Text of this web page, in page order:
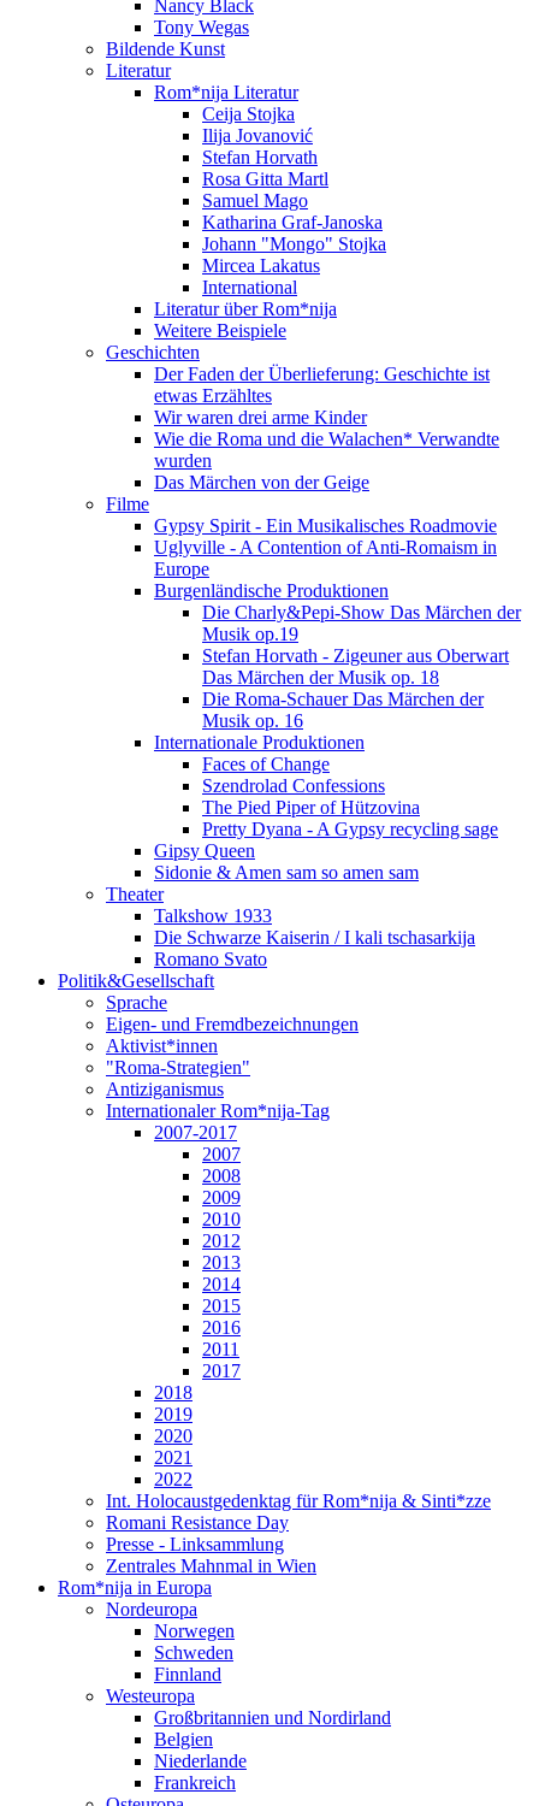
Nancy Black
Tony Wegas
Bildende Kunst
Literatur
Rom*nija Literatur
Ceija Stojka
Ilija Jovanović
Stefan Horvath
Rosa Gitta Martl
Samuel Mago
Katharina Graf-Janoska
Johann "Mongo" Stojka
Mircea Lakatus
International
Literatur über Rom*nija
Weitere Beispiele
Geschichten
Der Faden der Überlieferung: Geschichte ist
etwas Erzähltes
Wir waren drei arme Kinder
Wie die Roma und die Walachen* Verwandte
wurden
Das Märchen von der Geige
Filme
Gypsy Spirit - Ein Musikalisches Roadmovie
Uglyville - A Contention of Anti-Romaism in
Europe
Burgenländische Produktionen
Die Charly&Pepi-Show Das Märchen der
Musik op.19
Stefan Horvath - Zigeuner aus Oberwart
Das Märchen der Musik op. 18
Die Roma-Schauer Das Märchen der
Musik op. 16
Internationale Produktionen
Faces of Change
Szendrolad Confessions
The Pied Piper of Hützovina
Pretty Dyana - A Gypsy recycling sage
Gipsy Queen
Sidonie & Amen sam so amen sam
Theater
Talkshow 1933
Die Schwarze Kaiserin / I kali tschasarkija
Romano Svato
Politik&Gesellschaft
Sprache
Eigen- und Fremdbezeichnungen
Aktivist*innen
"Roma-Strategien"
Antiziganismus
Internationaler Rom*nija-Tag
2007-2017
2007
2008
2009
2010
2012
2013
2014
2015
2016
2011
2017
2018
2019
2020
2021
2022
Int. Holocaustgedenktag für Rom*nija & Sinti*zze
Romani Resistance Day
Presse - Linksammlung
Zentrales Mahnmal in Wien
Rom*nija in Europa
Nordeuropa
Norwegen
Schweden
Finnland
Westeuropa
Großbritannien und Nordirland
Belgien
Niederlande
Frankreich